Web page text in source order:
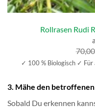
Rollrasen Rudi
✓ 100 % Biologisch ✓ Für
3. Mähe den
Sobald Du erkennen